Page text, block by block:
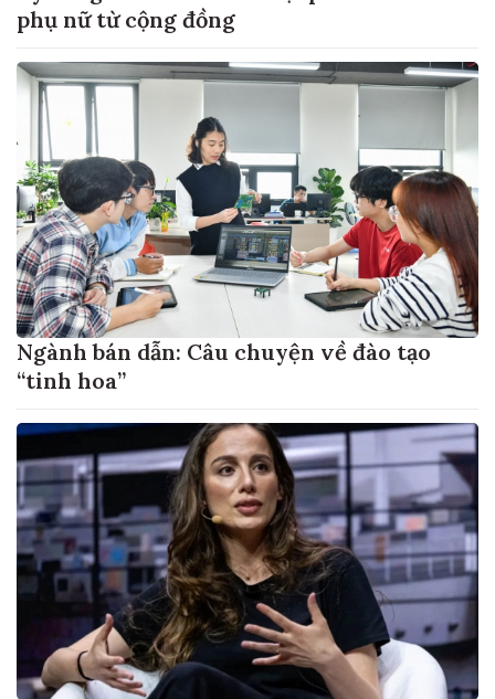
phụ nữ từ cộng đồng
Ngành bán dẫn: Câu chuyện về đào tạo
“tinh hoa”